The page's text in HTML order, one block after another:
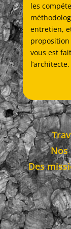
les
entretien,
vous est
l’architecte.
Nos
Des